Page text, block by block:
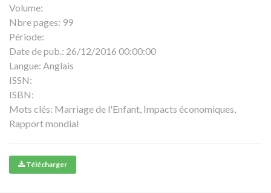
Volume:
Nbre pages: 99
Période:
Date de pub.: 26/12/2016 00:00:00
Langue: Anglais
ISSN:
ISBN:
Mots clés: Marriage de l'Enfant, Impacts économiques,
Rapport mondial
Télécharger